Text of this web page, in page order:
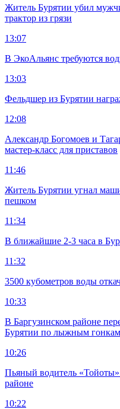
Житель Бурятии убил
трактор из грязи
13:07
В ЭкоАльянс требуются
13:03
Фельдшер из Бурятии
12:08
Александр Богомоев и
мастер-класс для приставов
11:46
Житель Бурятии угнал
пешком
11:34
В ближайшие 2-3 часа в
11:32
3500 кубометров воды
10:33
В Баргузинском районе
Бурятии по лыжным гонкам
10:26
Пьяный водитель
районе
10:22